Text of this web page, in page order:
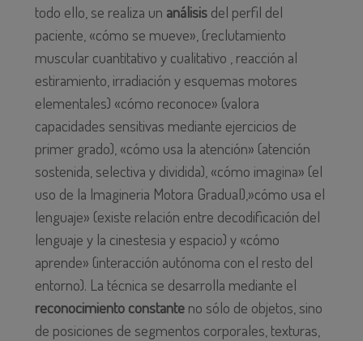
todo ello, se realiza un análisisdel perfil del
paciente, «cómo se mueve», (reclutamiento
muscular cuantitativo y cualitativo , reacción al
estiramiento, irradiación y esquemas motores
elementales) «cómo reconoce» (valora
capacidades sensitivas mediante ejercicios de
primer grado), «cómo usa la atención» (atención
sostenida, selectiva y dividida), «cómo imagina» (el
uso de la Imagineria Motora Gradual),»cómo usa el
lenguaje» (existe relación entre decodificación del
lenguaje y la cinestesia y espacio) y «cómo
aprende» (interacción autónoma con el resto del
entorno). La técnica se desarrolla mediante el
reconocimiento constanteno sólo de objetos, sino
de posiciones de segmentos corporales, texturas,